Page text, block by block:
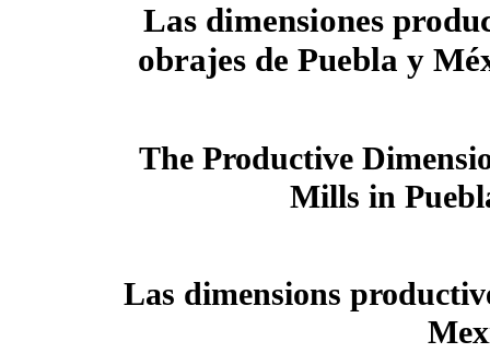
Las dimensiones
obrajes de Puebla y
The Productive
Mills in
Las dimensions